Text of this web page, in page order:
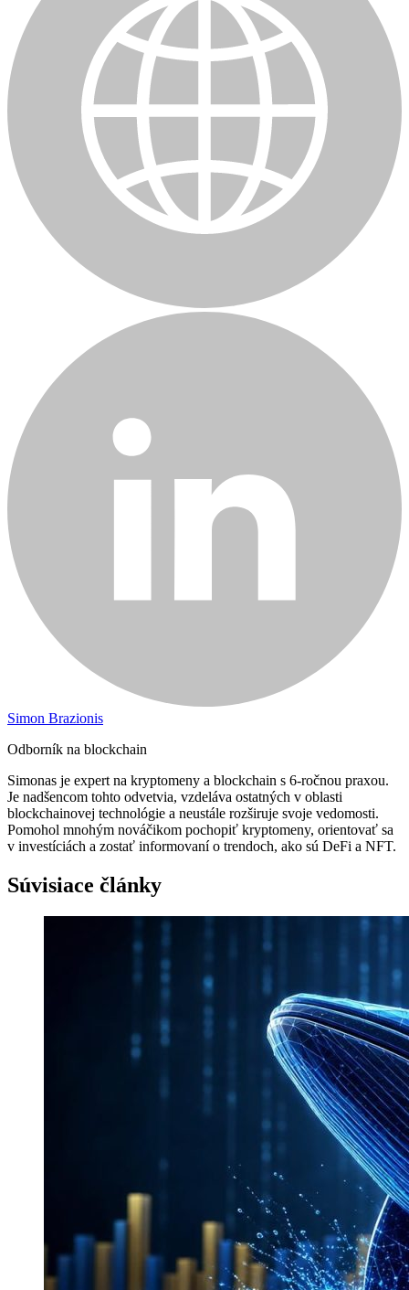
Simon Brazionis
Odborník na blockchain
Simonas je expert na kryptomeny a blockchain s 6-ročnou praxou.
Je nadšencom tohto odvetvia, vzdeláva ostatných v oblasti
blockchainovej technológie a neustále rozširuje svoje vedomosti.
Pomohol mnohým nováčikom pochopiť kryptomeny, orientovať sa
v investíciách a zostať informovaní o trendoch, ako sú DeFi a NFT.
Súvisiace články